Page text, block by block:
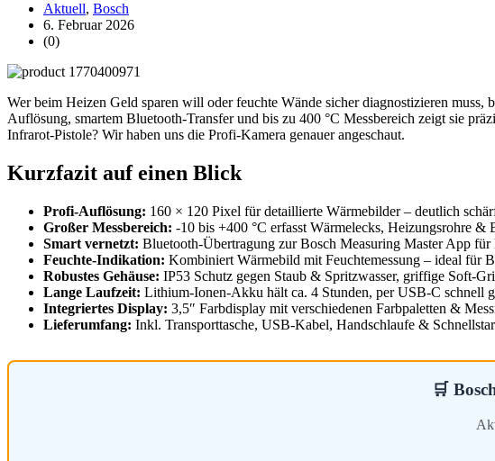
Aktuell, Bosch
6. Februar 2026
(0)
Wer beim Heizen Geld sparen will oder feuchte Wände sicher diagnostizieren muss,
Auflösung, smartem Bluetooth-Transfer und bis zu 400 °C Messbereich zeigt sie
Infrarot-Pistole? Wir haben uns die Profi-Kamera genauer angeschaut.
Kurzfazit auf einen Blick
Profi-Auflösung: 160 × 120 Pixel für detaillierte Wärmebilder – deutlich
Großer Messbereich: -10 bis +400 °C erfasst Wärmelecks, Heizungsrohre &
Smart vernetzt: Bluetooth-Übertragung zur Bosch Measuring Master App
Feuchte-Indikation: Kombiniert Wärmebild mit Feuchtemessung – ideal für
Robustes Gehäuse: IP53 Schutz gegen Staub & Spritzwasser, griffige Soft-
Lange Laufzeit: Lithium-Ionen-Akku hält ca. 4 Stunden, per USB-C schnell
Integriertes Display: 3,5″ Farbdisplay mit verschiedenen Farbpaletten &
Lieferumfang: Inkl. Transporttasche, USB-Kabel, Handschlaufe &
🛒